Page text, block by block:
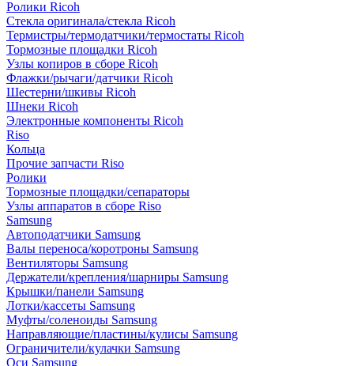
Ролики Ricoh
Стекла оригинала/стекла Ricoh
Термистры/термодатчики/термостаты Ricoh
Тормозные площадки Ricoh
Узлы копиров в сборе Ricoh
Флажки/рычаги/датчики Ricoh
Шестерни/шкивы Ricoh
Шнеки Ricoh
Электронные компоненты Ricoh
Riso
Кольца
Прочие запчасти Riso
Ролики
Тормозные площадки/сепараторы
Узлы аппаратов в сборе Riso
Samsung
Автоподатчики Samsung
Валы переноса/коротроны Samsung
Вентиляторы Samsung
Держатели/крепления/шарниры Samsung
Крышки/панели Samsung
Лотки/кассеты Samsung
Муфты/соленоиды Samsung
Направляющие/пластины/кулисы Samsung
Ограничители/кулачки Samsung
Оси Samsung